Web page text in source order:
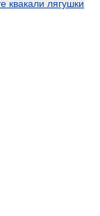
квакали лягушки